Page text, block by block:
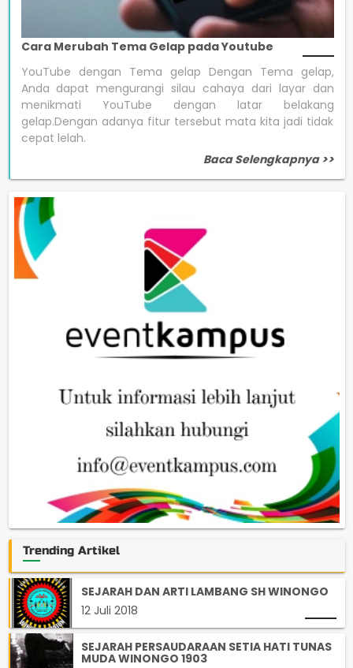
Cara Merubah Tema Gelap pada Youtube
YouTube dengan Tema gelap Dengan Tema gelap,
Anda dapat mengurangi silau cahaya dari layar dan
menikmati YouTube dengan latar belakang
gelap.Dengan adanya fitur tersebut mata kita jadi tidak
cepat lelah.
Baca Selengkapnya >>
Trending Artikel
SEJARAH DAN ARTI LAMBANG SH WINONGO
12 Juli 2018
SEJARAH PERSAUDARAAN SETIA HATI TUNAS
MUDA WINONGO 1903